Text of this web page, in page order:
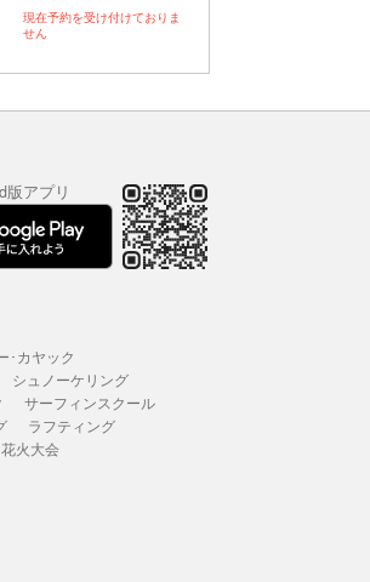
現在予約を受け付けておりま
せん
版アプリ
･カヤック
シュノーケリング
サーフィンスクール
ラフティング
花火大会